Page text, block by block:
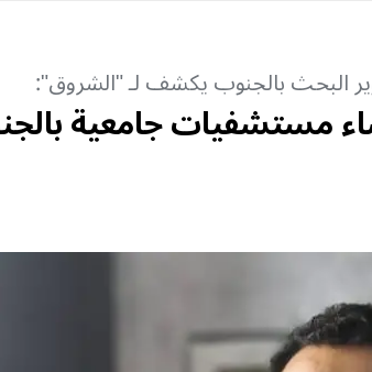
البحث بالجنوب يكشف لـ "الشروق":
مستشفيات جامعية